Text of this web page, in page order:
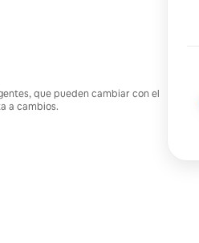
que pueden cambiar con el
a cambios.